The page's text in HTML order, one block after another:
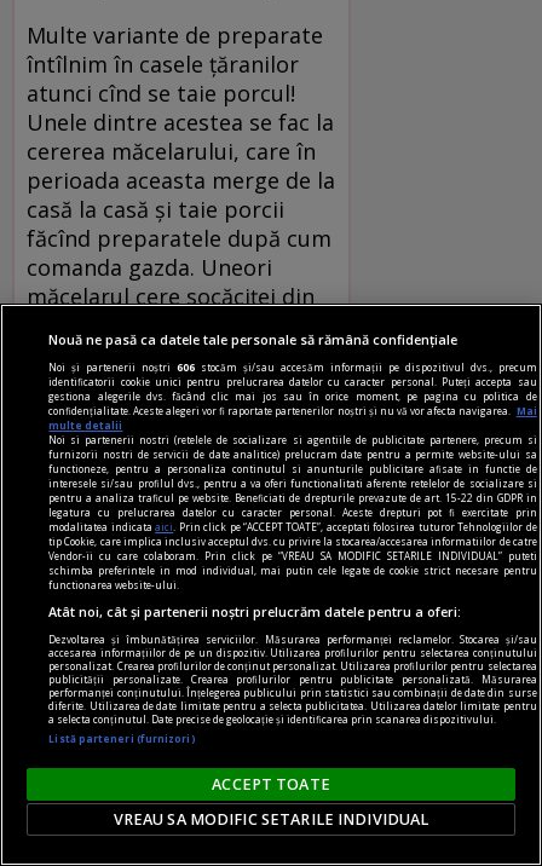
Multe variante de preparate
întîlnim în casele țăranilor
atunci cînd se taie porcul!
Unele dintre acestea se fac la
cererea măcelarului, care în
perioada aceasta merge de la
casă la casă și taie porcii
făcînd preparatele după cum
comanda gazda. Uneori
măcelarul cere socăciței din
anumit fel de mîncare, dînd
și detalii despre rețetă. Așa s-
a ajuns, în timp, să se
transmită anumite rețete
știute numai de măcelari
care ulterior au fost păstrate
și făcute mai des. Fripturi din
„maseteri”, mușchii faciali de
la porc, fripturi din
„pizdulice”, mușchi inghinali
din pulpa porcului, mocskos
tokany sau „tocana moșcoșe”.
I se spune așa din cauza
faptului că se folosește
carnea de la „înjundietură”,
zona în care a fost înjunghiat
animalul. Aici este o carne cu
Nouă ne pasă ca datele tale personale să rămână confidențiale
Noi și partenerii noștri606 stocăm și/sau accesăm informații pe dispozitivul dvs., precum
identificatorii cookie unici pentru prelucrarea datelor cu caracter personal. Puteți accepta sau
gestiona alegerile dvs. făcând clic mai jos sau în orice moment, pe pagina cu politica de
confidențialitate. Aceste alegeri vor fi raportate partenerilor noștri și nu vă vor afecta navigarea.
Mai
multe detalii
Noi si partenerii nostri (retelele de socializare si agentiile de publicitate partenere, precum si
furnizorii nostri de servicii de date analitice) prelucram date pentru a permite website-ului sa
functioneze, pentru a personaliza continutul si anunturile publicitare afisate in functie de
interesele si/sau profilul dvs., pentru a va oferi functionalitati aferente retelelor de socializare si
pentru a analiza traficul pe website. Beneficiati de drepturile prevazute de art. 15-22 din GDPR in
legatura cu prelucrarea datelor cu caracter personal. Aceste drepturi pot fi exercitate prin
modalitatea indicataaici
. Prin click pe “ACCEPT TOATE”, acceptati folosirea tuturor Tehnologiilor de
tip Cookie, care implica inclusiv acceptul dvs. cu privire la stocarea/accesarea informatiilor de catre
Vendor-ii cu care colaboram. Prin click pe “VREAU SA MODIFIC SETARILE INDIVIDUAL” puteti
schimba preferintele in mod individual, mai putin cele legate de cookie strict necesare pentru
functionarea website-ului.
Atât noi, cât și partenerii noștri prelucrăm datele pentru a oferi:
Dezvoltarea și îmbunătățirea serviciilor. Măsurarea performanței reclamelor. Stocarea și/sau
accesarea informațiilor de pe un dispozitiv. Utilizarea profilurilor pentru selectarea conținutului
personalizat. Crearea profilurilor de conținut personalizat. Utilizarea profilurilor pentru selectarea
publicității personalizate. Crearea profilurilor pentru publicitate personalizată. Măsurarea
performanței conținutului. Înțelegerea publicului prin statistici sau combinații de date din surse
diferite. Utilizarea de date limitate pentru a selecta publicitatea. Utilizarea datelor limitate pentru
a selecta conținutul. Date precise de geolocație și identificarea prin scanarea dispozitivului.
Listă parteneri (furnizori)
ACCEPT TOATE
VREAU SA MODIFIC SETARILE INDIVIDUAL